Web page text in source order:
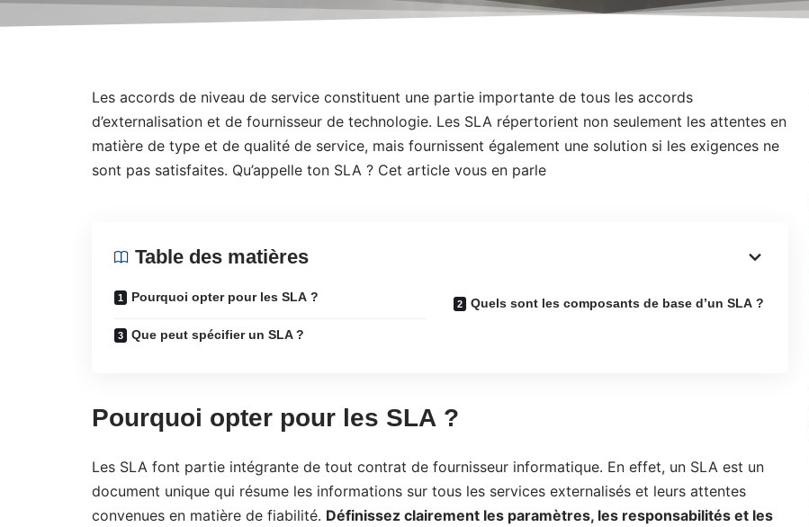
Les accords de niveau de service constituent une partie importante de tous les accords
d’externalisation et de fournisseur de technologie. Les SLA répertorient non seulement les attentes en
matière de type et de qualité de service, mais fournissent également une solution si les exigences ne
sont pas satisfaites. Qu’appelle ton SLA ? Cet article vous en parle
Table des matières
Pourquoi opter pour les SLA ? Quels sont les composants de base d’un SLA ?
Que peut spécifier un SLA ?
Pourquoi opter pour les SLA ?
Les SLA font partie intégrante de tout contrat de fournisseur informatique. En effet, un SLA est un
document unique qui résume les informations sur tous les services externalisés et leurs attentes
convenues en matière de fiabilité. Définissez clairement les paramètres, les responsabilités et les